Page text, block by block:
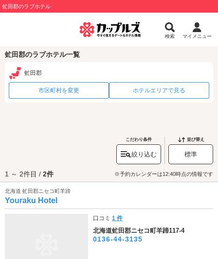
虻田郡のラブホテル
検索 マイメニュー
虻田郡のラブホテル一覧
虻田郡
市区町村を変更 ホテルエリアで見る
こだわり条件
絞り込む
並び替え
標準
1 ～ 2件目 / 2件 ※予約カレンダーは12:40時点の情報です
北海道 虻田郡ニセコ町羊蹄
Youraku Hotel
口コミ1 件
北海道虻田郡ニセコ町羊蹄117-4
0136-44-3135